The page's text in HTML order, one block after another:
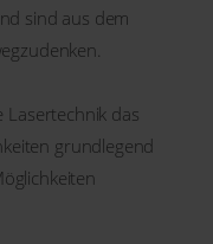
sind aus dem
Lasertechnik das
grundlegend